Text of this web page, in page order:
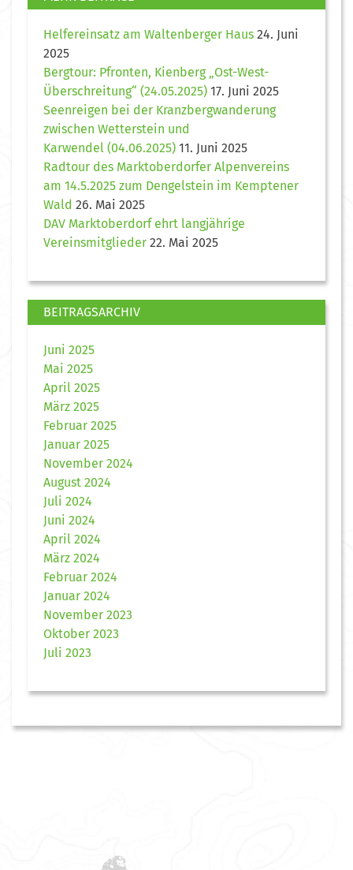
Helfereinsatz am Waltenberger Haus 24. Juni
2025
Bergtour: Pfronten, Kienberg „Ost-West-
Überschreitung“ (24.05.2025) 17. Juni 2025
Seenreigen bei der Kranzbergwanderung
zwischen Wetterstein und
Karwendel (04.06.2025) 11. Juni 2025
Radtour des Marktoberdorfer Alpenvereins
am 14.5.2025 zum Dengelstein im Kemptener
Wald 26. Mai 2025
DAV Marktoberdorf ehrt langjährige
Vereinsmitglieder 22. Mai 2025
BEITRAGSARCHIV
Juni 2025
Mai 2025
April 2025
März 2025
Februar 2025
Januar 2025
November 2024
August 2024
Juli 2024
Juni 2024
April 2024
März 2024
Februar 2024
Januar 2024
November 2023
Oktober 2023
Juli 2023